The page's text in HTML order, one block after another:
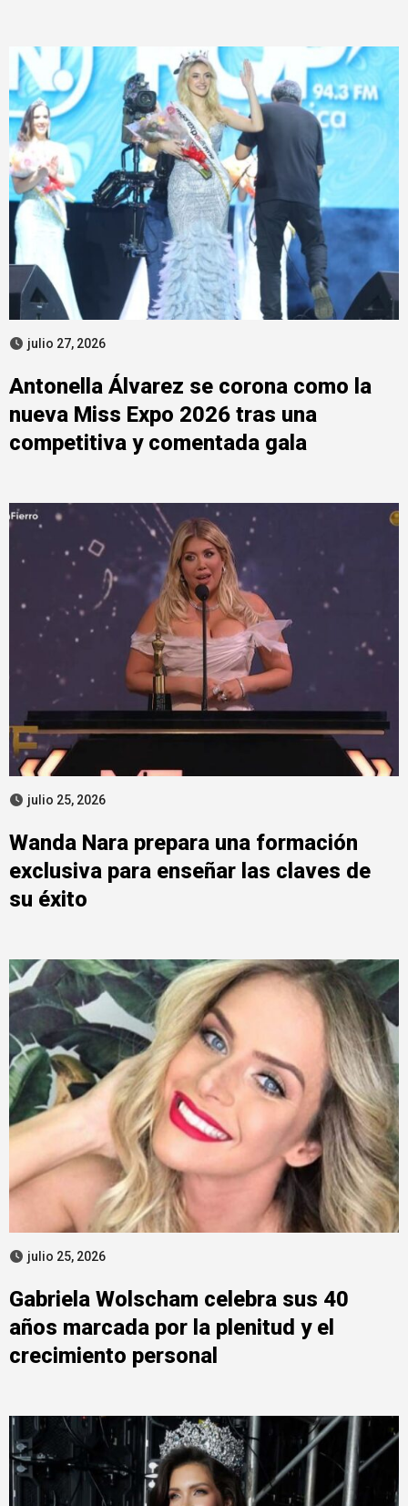
julio 27, 2026
Antonella Álvarez se corona como la
nueva Miss Expo 2026 tras una
competitiva y comentada gala
julio 25, 2026
Wanda Nara prepara una formación
exclusiva para enseñar las claves de
su éxito
julio 25, 2026
Gabriela Wolscham celebra sus 40
años marcada por la plenitud y el
crecimiento personal